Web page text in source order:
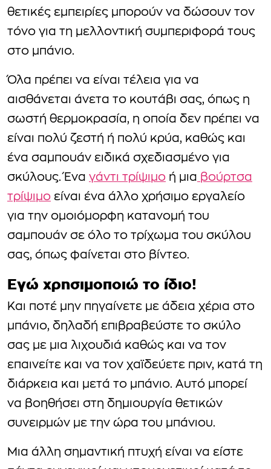
θετικές εμπειρίες μπορούν να δώσουν τον
τόνο για τη μελλοντική συμπεριφορά τους
στο μπάνιο.
Όλα πρέπει να είναι τέλεια για να
αισθάνεται άνετα το κουτάβι σας, όπως η
σωστή θερμοκρασία, η οποία δεν πρέπει να
είναι πολύ ζεστή ή πολύ κρύα, καθώς και
ένα σαμπουάν ειδικά σχεδιασμένο για
σκύλους. Ένα γάντι τρίψιμο ή μια βούρτσα
τρίψιμο είναι ένα άλλο χρήσιμο εργαλείο
για την ομοιόμορφη κατανομή του
σαμπουάν σε όλο το τρίχωμα του σκύλου
σας, όπως φαίνεται στο βίντεο.
Εγώ χρησιμοποιώ το ίδιο!
Και ποτέ μην πηγαίνετε με άδεια χέρια στο
μπάνιο, δηλαδή επιβραβεύστε το σκύλο
σας με μια λιχουδιά καθώς και να τον
επαινείτε και να τον χαϊδεύετε πριν, κατά τη
διάρκεια και μετά το μπάνιο. Αυτό μπορεί
να βοηθήσει στη δημιουργία θετικών
συνειρμών με την ώρα του μπάνιου.
Μια άλλη σημαντική πτυχή είναι να είστε